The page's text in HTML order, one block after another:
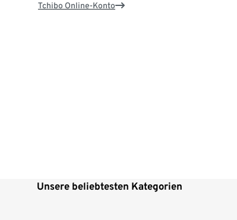
Tchibo Online-Konto
Unsere beliebtesten Kategorien